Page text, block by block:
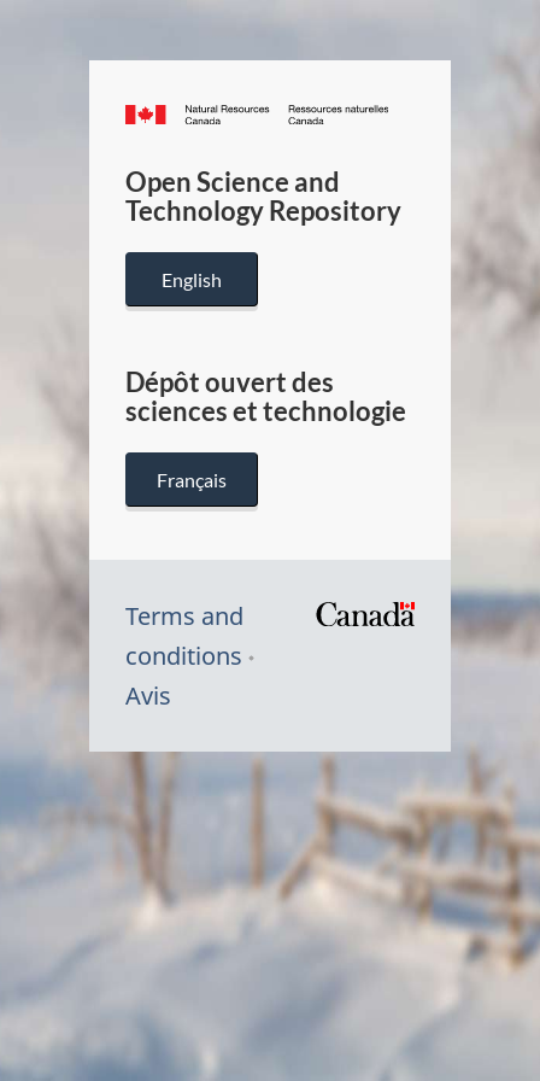
Canada.ca
/
Canada
Open Science and
Technology Repository
English
Dépôt ouvert des
sciences et technologie
Français
Terms and
conditions
Avis
Symbole
Canada